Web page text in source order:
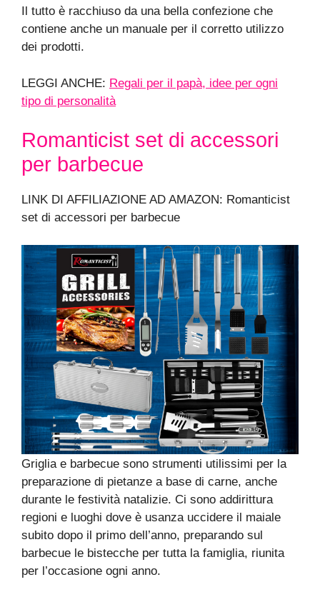
Il tutto è racchiuso da una bella confezione che
contiene anche un manuale per il corretto utilizzo
dei prodotti.
LEGGI ANCHE: Regali per il papà, idee per ogni
tipo di personalità
Romanticist set di accessori
per barbecue
LINK DI AFFILIAZIONE AD AMAZON: Romanticist
set di accessori per barbecue
Griglia e barbecue sono strumenti utilissimi per la
preparazione di pietanze a base di carne, anche
durante le festività natalizie. Ci sono addirittura
regioni e luoghi dove è usanza uccidere il maiale
subito dopo il primo dell’anno, preparando sul
barbecue le bistecche per tutta la famiglia, riunita
per l’occasione ogni anno.